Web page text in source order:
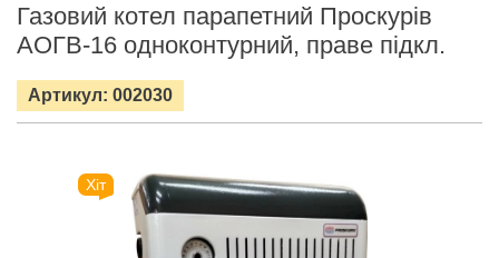
Газовий котел парапетний Проскурів
АОГВ-16 одноконтурний, праве підкл.
Артикул: 002030
Хіт